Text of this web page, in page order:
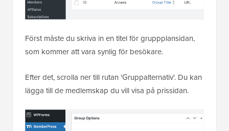
Först måste du skriva in en titel för gruppplansidan,
som kommer att vara synlig för besökare.
Efter det, scrolla ner till rutan 'Gruppalternativ'. Du kan
lägga till de medlemskap du vill visa på prissidan.